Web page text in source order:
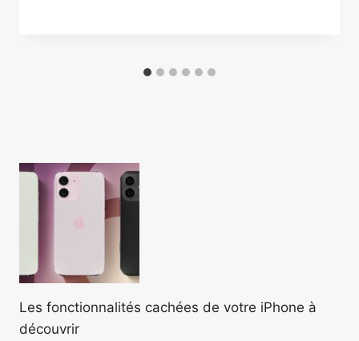
Les fonctionnalités cachées de votre iPhone à
découvrir